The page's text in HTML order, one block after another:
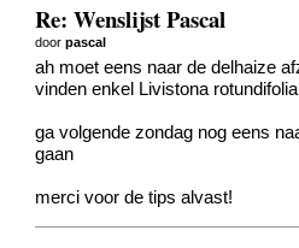
Re: Wenslijst Pascal
doorpascal
ah moet eens naar de delhaize
vinden enkel Livistona
ga volgende zondag nog eens
gaan
merci voor de tips alvast!